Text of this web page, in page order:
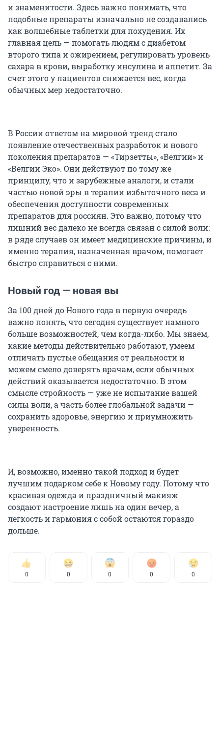
и знаменитости. Здесь важно понимать, что
подобные препараты изначально не создавались
как волшебные таблетки для похудения. Их
главная цель — помогать людям с диабетом
второго типа и ожирением, регулировать уровень
сахара в крови, выработку инсулина и аппетит. За
счет этого у пациентов снижается вес, когда
обычных мер недостаточно.
В России ответом на мировой тренд стало
появление отечественных разработок и нового
поколения препаратов — «Тирзетты», «Велгии» и
«Велгии Эко». Они действуют по тому же
принципу, что и зарубежные аналоги, и стали
частью новой эры в терапии избыточного веса и
обеспечения доступности современных
препаратов для россиян. Это важно, потому что
лишний вес далеко не всегда связан с силой воли:
в ряде случаев он имеет медицинские причины, и
именно терапия, назначенная врачом, помогает
быстро справиться с ними.
Новый год — новая вы
За 100 дней до Нового года в первую очередь
важно понять, что сегодня существует намного
больше возможностей, чем когда-либо. Мы знаем,
какие методы действительно работают, умеем
отличать пустые обещания от реальности и
можем смело доверять врачам, если обычных
действий оказывается недостаточно. В этом
смысле стройность — уже не испытание вашей
силы воли, а часть более глобальной задачи —
сохранить здоровье, энергию и приумножить
уверенность.
И, возможно, именно такой подход и будет
лучшим подарком себе к Новому году. Потому что
красивая одежда и праздничный макияж
создают настроение лишь на один вечер, а
легкость и гармония с собой остаются гораздо
дольше.
0 0 0 0 0